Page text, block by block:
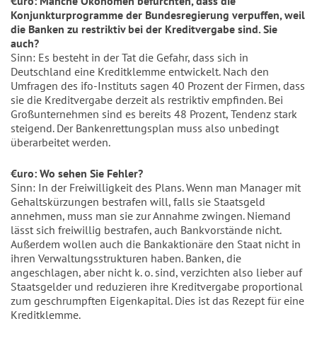
Konjunkturprogramme der Bundesregierung verpuffen, weil
die Banken zu restriktiv bei der Kreditvergabe sind. Sie
auch?
Sinn: Es besteht in der Tat die Gefahr, dass sich in
Deutschland eine Kreditklemme entwickelt. Nach den
Umfragen des ifo-Instituts sagen 40 Prozent der Firmen, dass
sie die Kreditvergabe derzeit als restriktiv empfinden. Bei
Großunternehmen sind es bereits 48 Prozent, Tendenz stark
steigend. Der Bankenrettungsplan muss also unbedingt
überarbeitet werden.
€uro: Wo sehen Sie Fehler?
Sinn: In der Freiwilligkeit des Plans. Wenn man Manager mit
Gehaltskürzungen bestrafen will, falls sie Staatsgeld
annehmen, muss man sie zur Annahme zwingen. Niemand
lässt sich freiwillig bestrafen, auch Bankvorstände nicht.
Außerdem wollen auch die Bankaktionäre den Staat nicht in
ihren Verwaltungsstrukturen haben. Banken, die
angeschlagen, aber nicht k. o. sind, verzichten also lieber auf
Staatsgelder und reduzieren ihre Kreditvergabe proportional
zum geschrumpften Eigenkapital. Dies ist das Rezept für eine
Kreditklemme.